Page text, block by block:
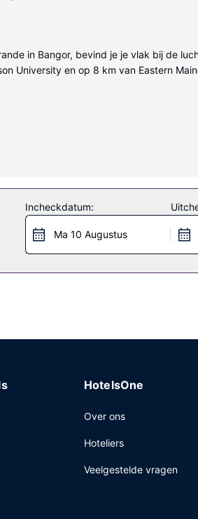
in Bangor, bevind je je vlak bij de
University en op 8 km van Eastern
met een bad/
bij Blue Sky Lounge, een
Incheckdatum:
Ma 10 Augustus
HotelsOne
Over ons
Hoteliers
Veelgestelde vragen